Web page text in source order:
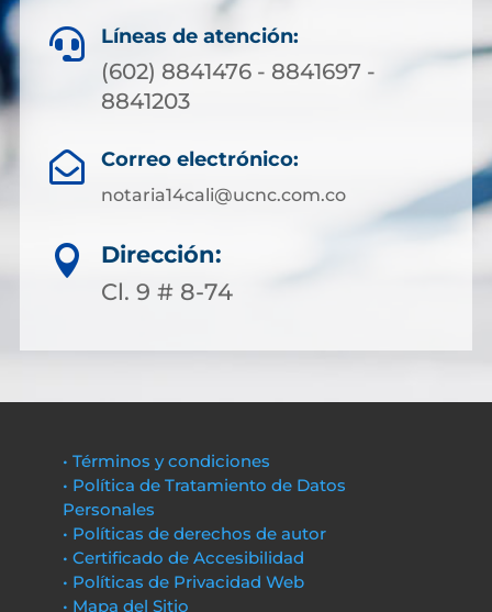
 Líneas de atención:
(602) 8841476 - 8841697 -
8841203
 Correo electrónico:
notaria14cali@ucnc.com.co

Dirección:
Cl. 9 # 8-74
• Términos y condiciones
• Política de Tratamiento de Datos
Personales
• Políticas de derechos de autor
• Certificado de Accesibilidad
• Políticas de Privacidad Web
• Mapa del Sitio